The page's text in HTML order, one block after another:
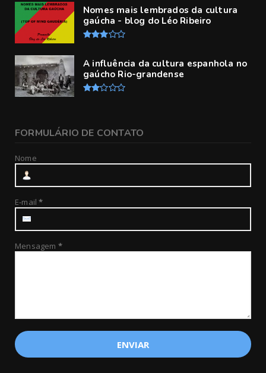
Nomes mais lembrados da cultura
gaúcha - blog do Léo Ribeiro
A influência da cultura espanhola no
gaúcho Rio-grandense
FORMULÁRIO DE CONTATO
Nome
E-mail*
Mensagem *